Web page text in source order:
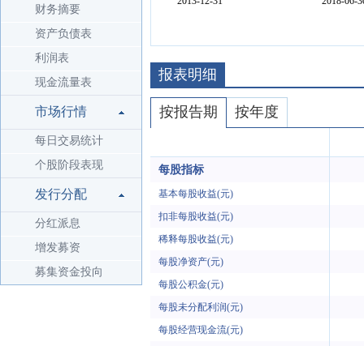
财务摘要
资产负债表
利润表
现金流量表
市场行情
每日交易统计
个股阶段表现
发行分配
分红派息
增发募资
募集资金投向
报表明细
按报告期 按年度
每股指标
基本每股收益(元)
扣非每股收益(元)
稀释每股收益(元)
每股净资产(元)
每股公积金(元)
每股未分配利润(元)
每股经营现金流(元)